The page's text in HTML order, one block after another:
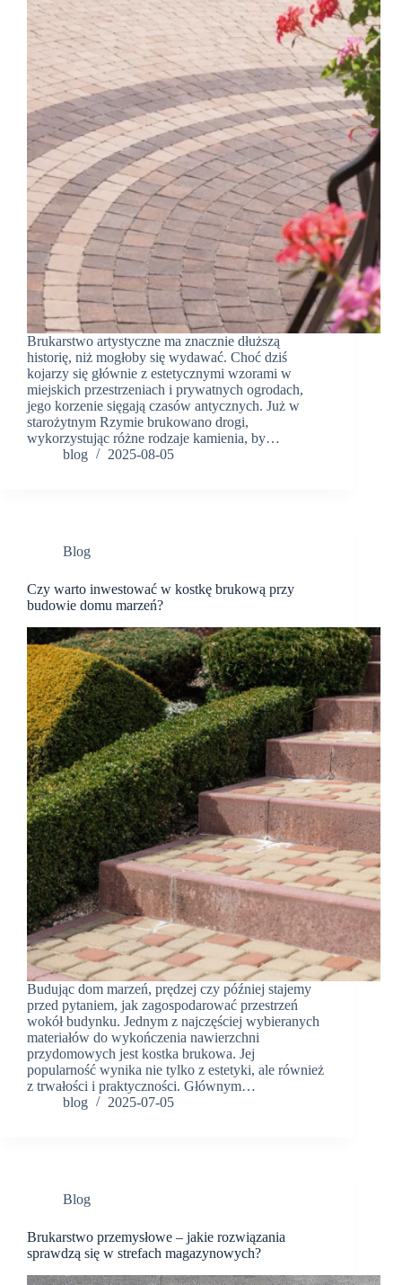
Brukarstwo artystyczne ma znacznie dłuższą
historię, niż mogłoby się wydawać. Choć dziś
kojarzy się głównie z estetycznymi wzorami w
miejskich przestrzeniach i prywatnych ogrodach,
jego korzenie sięgają czasów antycznych. Już w
starożytnym Rzymie brukowano drogi,
wykorzystując różne rodzaje kamienia, by…
blog
2025-08-05
Blog
Czy warto inwestować w kostkę brukową przy
budowie domu marzeń?
Budując dom marzeń, prędzej czy później stajemy
przed pytaniem, jak zagospodarować przestrzeń
wokół budynku. Jednym z najczęściej wybieranych
materiałów do wykończenia nawierzchni
przydomowych jest kostka brukowa. Jej
popularność wynika nie tylko z estetyki, ale również
z trwałości i praktyczności. Głównym…
blog
2025-07-05
Blog
Brukarstwo przemysłowe – jakie rozwiązania
sprawdzą się w strefach magazynowych?